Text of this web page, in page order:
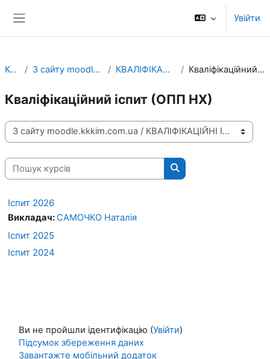
Увійти
Курси З сайту moodle.kkkim.com.ua КВАЛІФІКАЦІЙНІ ІСПИТИ Кваліфікаційний іспит (ОПП НХ)
Кваліфікаційний іспит (ОПП НХ)
Категорії курсів
Пошук курсів
Пошук курсів
Іспит 2026
Викладач:САМОЧКО Наталія
Іспит 2025
Іспит 2024
Ви не пройшли ідентифікацію (Увійти)
Підсумок збереження даних
Завантажте мобільний додаток